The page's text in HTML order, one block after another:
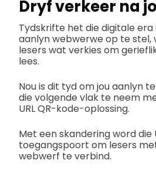
Dryf verkeer na
Tydskrifte het die digitale
aanlyn webwerwe op te stel,
lesers wat verkies om
lees.
Nou is dit tyd om jou aanlyn
die volgende vlak te neem
URL QR-kode-oplossing.
Met een skandering word die
toegangspoort om lesers
webwerf te verbind.